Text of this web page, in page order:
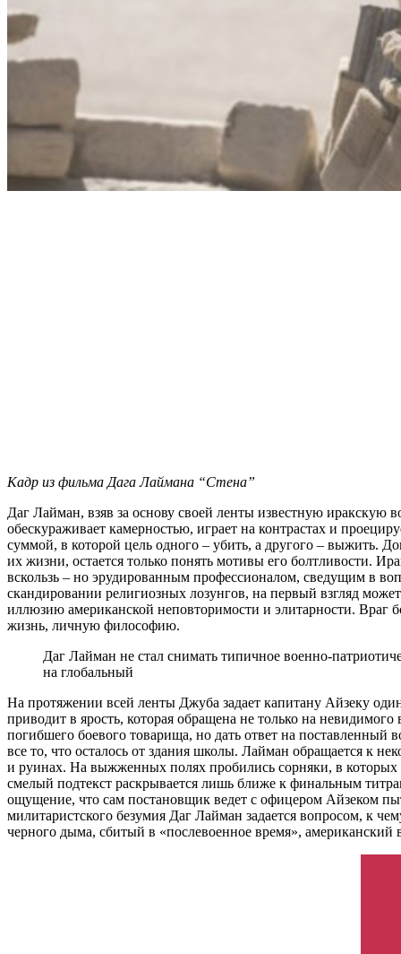
Кадр из фильма Дага Лаймана “Стена”
Даг Лайман, взяв за основу своей ленты известную иракскую
обескураживает камерностью, играет на контрастах и
суммой, в которой цель одного – убить, а другого – выжить.
их жизни, остается только понять мотивы его болтливости.
вскользь – но эрудированным профессионалом, сведущим в
скандировании религиозных лозунгов, на первый взгляд
иллюзию американской неповторимости и элитарности.
жизнь, личную философию.
Даг Лайман не стал снимать типичное военно-
на глобальный
На протяжении всей ленты Джуба задает капитану Айзеку
приводит в ярость, которая обращена не только на
погибшего боевого товарища, но дать ответ на поставленный
все то, что осталось от здания школы. Лайман обращается к
и руинах. На выжженных полях пробились сорняки, в которых
смелый подтекст раскрывается лишь ближе к финальным
ощущение, что сам постановщик ведет с офицером Айзеком
милитаристского безумия Даг Лайман задается вопросом, к
черного дыма, сбитый в «послевоенное время», американский